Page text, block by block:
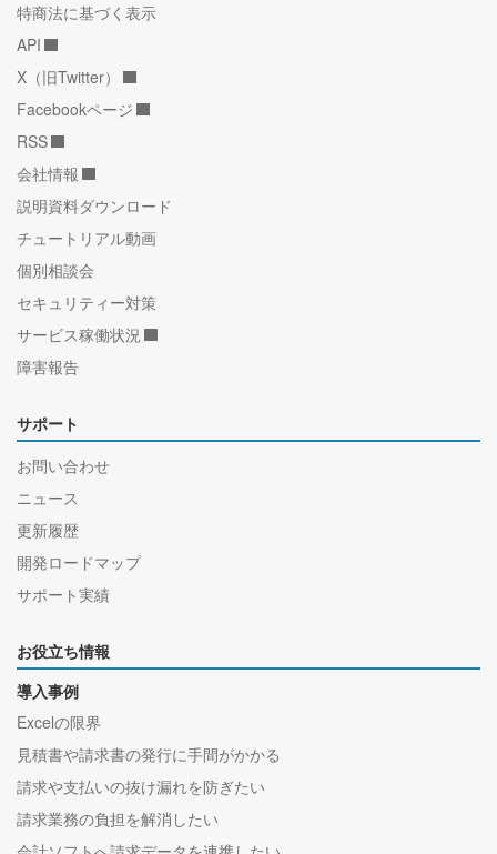
特商法に基づく表示
API
X（旧Twitter）
Facebookページ
RSS
会社情報
説明資料ダウンロード
チュートリアル動画
個別相談会
セキュリティー対策
サービス稼働状況
障害報告
サポート
お問い合わせ
ニュース
更新履歴
開発ロードマップ
サポート実績
お役立ち情報
導入事例
Excelの限界
見積書や請求書の発行に手間がかかる
請求や支払いの抜け漏れを防ぎたい
請求業務の負担を解消したい